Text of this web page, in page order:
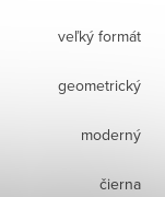
veľký formát
geometrický
moderný
čierna